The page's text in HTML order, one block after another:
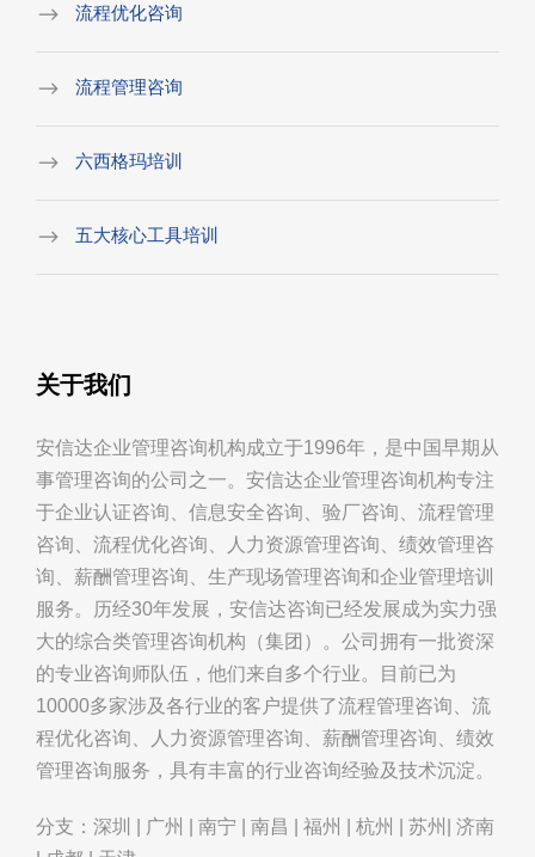
流程优化咨询
流程管理咨询
六西格玛培训
五大核心工具培训
关于我们
安信达企业管理咨询机构成立于1996年，是中国早期从
事管理咨询的公司之一。安信达企业管理咨询机构专注
于企业认证咨询、信息安全咨询、验厂咨询、流程管理
咨询、流程优化咨询、人力资源管理咨询、绩效管理咨
询、薪酬管理咨询、生产现场管理咨询和企业管理培训
服务。历经30年发展，安信达咨询已经发展成为实力强
大的综合类管理咨询机构（集团）。公司拥有一批资深
的专业咨询师队伍，他们来自多个行业。目前已为
10000多家涉及各行业的客户提供了流程管理咨询、流
程优化咨询、人力资源管理咨询、薪酬管理咨询、绩效
管理咨询服务，具有丰富的行业咨询经验及技术沉淀。
分支：深圳 | 广州 | 南宁 | 南昌 | 福州 | 杭州 | 苏州| 济南